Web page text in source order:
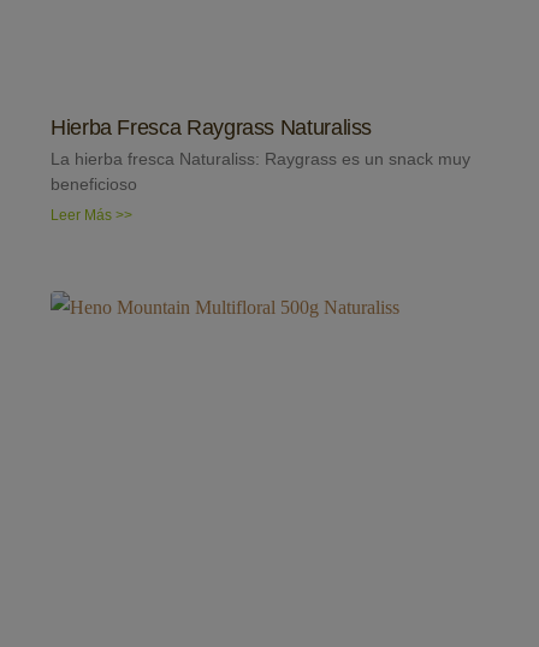
Hierba Fresca Raygrass Naturaliss
La hierba fresca Naturaliss: Raygrass es un snack muy
beneficioso
Leer Más >>